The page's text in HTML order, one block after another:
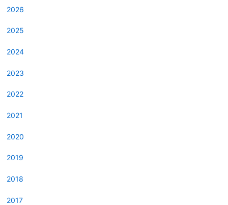
2026
2025
2024
2023
2022
2021
2020
2019
2018
2017